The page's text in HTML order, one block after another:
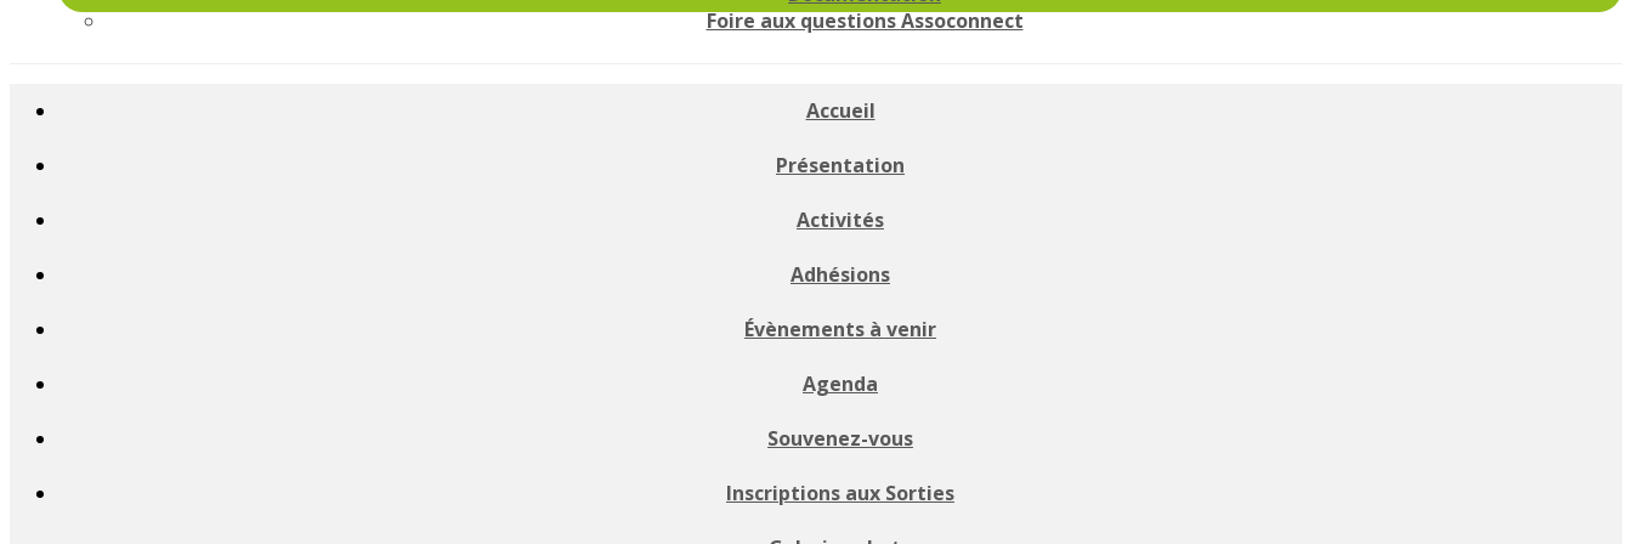
Foire aux questions Assoconnect
Accueil
Présentation
Activités
Adhésions
Évènements à venir
Agenda
Souvenez-vous
Inscriptions aux Sorties